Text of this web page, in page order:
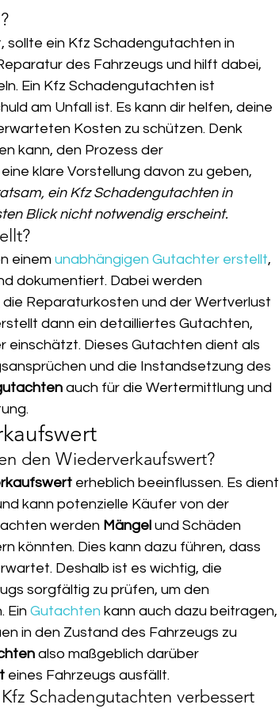
sollte ein Kfz Schadengutachten in
des Fahrzeugs und hilft dabei,
Ein Kfz Schadengutachten ist
am Unfall ist. Es kann dir helfen, deine
Kosten zu schützen. Denk
kann, den Prozess der
klare Vorstellung davon zu geben,
ein Kfz Schadengutachten in
Blick nicht notwendig erscheint.
einem unabhängigen Gutachter erstellt,
dokumentiert. Dabei werden
Reparaturkosten und der Wertverlust
dann ein detailliertes Gutachten,
einschätzt. Dieses Gutachten dient als
und die Instandsetzung des
auch für die Wertermittlung und
den Wiederverkaufswert?
erheblich beeinflussen. Es dient
kann potenzielle Käufer von der
werden Mängel und Schäden
könnten. Dies kann dazu führen, dass
Deshalb ist es wichtig, die
sorgfältig zu prüfen, um den
Ein Gutachten kann auch dazu beitragen,
in den Zustand des Fahrzeugs zu
also maßgeblich darüber
eines Fahrzeugs ausfällt.
Schadengutachten verbessert